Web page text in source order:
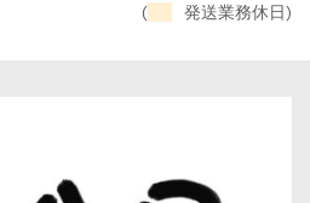
( 発送業務休日)